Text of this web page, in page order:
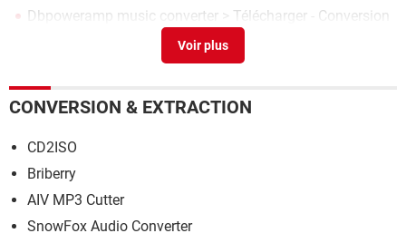
Dbpoweramp music converter > Télécharger - Conversion
> Télécharger - Bureautique
CONVERSION & EXTRACTION
CD2ISO
Briberry
AIV MP3 Cutter
SnowFox Audio Converter